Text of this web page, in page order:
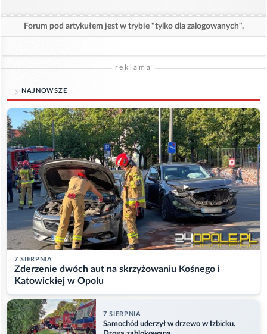
Forum pod artykułem jest w trybie "tylko dla zalogowanych".
reklama
NAJNOWSZE
7 SIERPNIA
Zderzenie dwóch aut na skrzyżowaniu Kośnego i
Katowickiej w Opolu
7 SIERPNIA
Samochód uderzył w drzewo w Izbicku.